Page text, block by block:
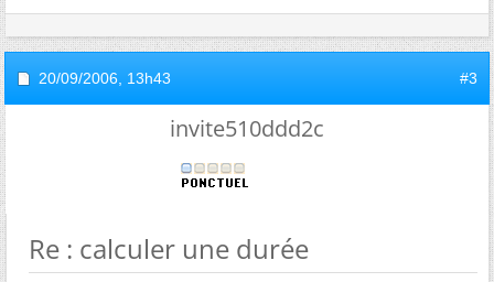
20/09/2006, 13h43 #3
invite510ddd2c
Re : calculer une durée